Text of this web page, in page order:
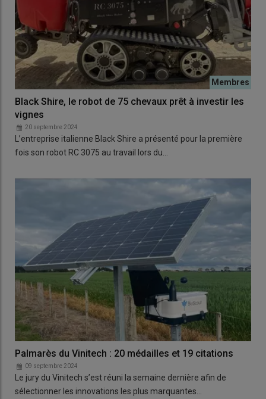
Black Shire, le robot de 75 chevaux prêt à investir les
vignes
20 septembre 2024
L’entreprise italienne Black Shire a présenté pour la première
fois son robot RC 3075 au travail lors du…
Palmarès du Vinitech : 20 médailles et 19 citations
09 septembre 2024
Le jury du Vinitech s’est réuni la semaine dernière afin de
sélectionner les innovations les plus marquantes…